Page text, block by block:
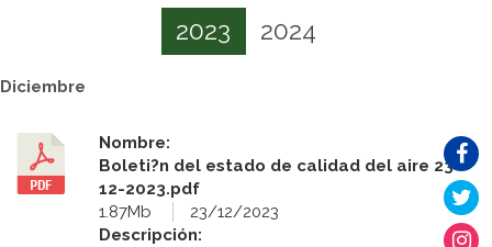
2023 2024
Diciembre
Nombre:
Boleti?n del estado de calidad del aire 23-
12-2023.pdf
1.87Mb
23/12/2023
Descripción: